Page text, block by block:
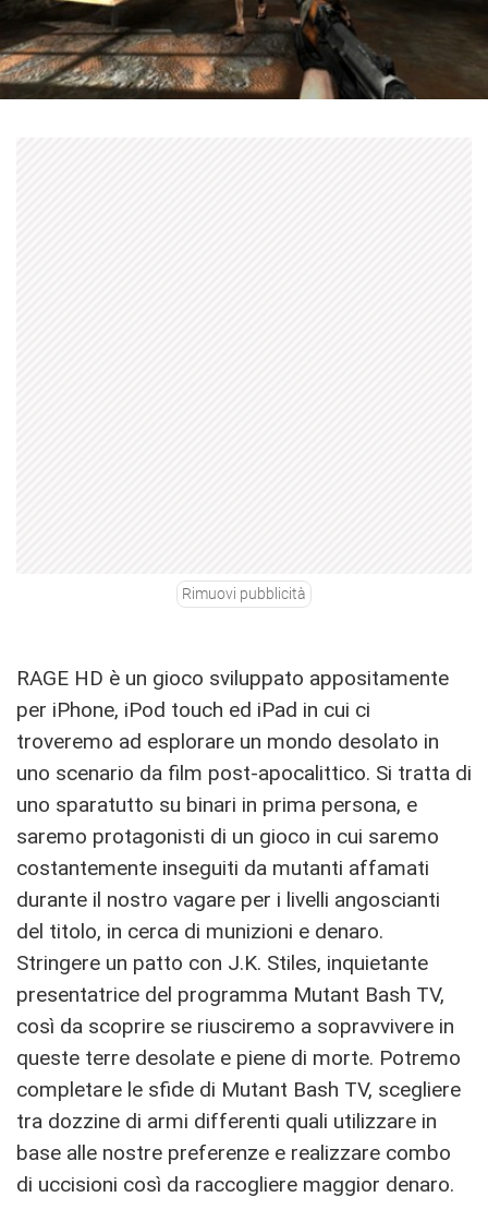
Rimuovi pubblicità
RAGE HD è un gioco sviluppato appositamente
per iPhone, iPod touch ed iPad in cui ci
troveremo ad esplorare un mondo desolato in
uno scenario da film post-apocalittico. Si tratta di
uno sparatutto su binari in prima persona, e
saremo protagonisti di un gioco in cui saremo
costantemente inseguiti da mutanti affamati
durante il nostro vagare per i livelli angoscianti
del titolo, in cerca di munizioni e denaro.
Stringere un patto con J.K. Stiles, inquietante
presentatrice del programma Mutant Bash TV,
così da scoprire se riusciremo a sopravvivere in
queste terre desolate e piene di morte. Potremo
completare le sfide di Mutant Bash TV, scegliere
tra dozzine di armi differenti quali utilizzare in
base alle nostre preferenze e realizzare combo
di uccisioni così da raccogliere maggior denaro.